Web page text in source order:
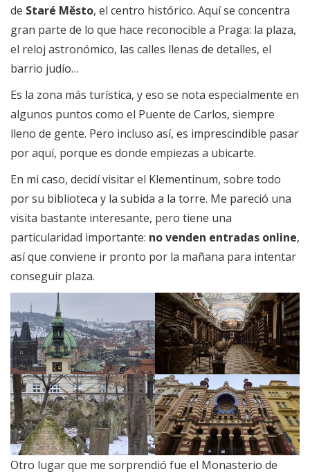
de Staré Město, el centro histórico. Aquí se concentra
gran parte de lo que hace reconocible a Praga: la plaza,
el reloj astronómico, las calles llenas de detalles, el
barrio judío…
Es la zona más turística, y eso se nota especialmente en
algunos puntos como el Puente de Carlos, siempre
lleno de gente. Pero incluso así, es imprescindible pasar
por aquí, porque es donde empiezas a ubicarte.
En mi caso, decidí visitar el Klementinum, sobre todo
por su biblioteca y la subida a la torre. Me pareció una
visita bastante interesante, pero tiene una
particularidad importante: no venden entradas online,
así que conviene ir pronto por la mañana para intentar
conseguir plaza.
Otro lugar que me sorprendió fue el Monasterio de